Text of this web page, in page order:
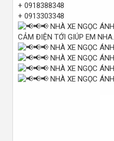
+ 0918388348
+ 0913303348
CẢM ĐIỆN TỚI GIÚP EM NHA.